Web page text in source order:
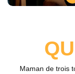
Maman de trois